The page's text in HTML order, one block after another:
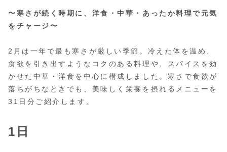
〜寒さが続く時期に、洋食・中華・あったか料理で元気
をチャージ〜
2月は一年で最も寒さが厳しい季節。冷えた体を温め、
食欲を引き出すようなコクのある料理や、スパイスを効
かせた中華・洋食を中心に構成しました。寒さで食欲が
落ちがちなときでも、美味しく栄養を摂れるメニューを
31日分ご紹介します。
1日